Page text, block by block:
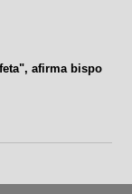
afirma bispo